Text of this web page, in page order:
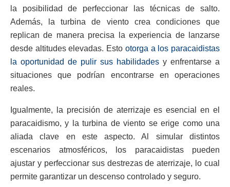
la posibilidad de perfeccionar las técnicas de salto.
Además, la turbina de viento crea condiciones que
replican de manera precisa la experiencia de lanzarse
desde altitudes elevadas. Esto otorga a los paracaidistas
la oportunidad de pulir sus habilidades y enfrentarse a
situaciones que podrían encontrarse en operaciones
reales.
Igualmente, la precisión de aterrizaje es esencial en el
paracaidismo, y la turbina de viento se erige como una
aliada clave en este aspecto. Al simular distintos
escenarios atmosféricos, los paracaidistas pueden
ajustar y perfeccionar sus destrezas de aterrizaje, lo cual
permite garantizar un descenso controlado y seguro.